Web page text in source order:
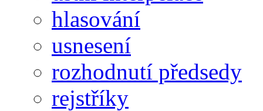
hlasování
usnesení
rozhodnutí předsedy
rejstříky